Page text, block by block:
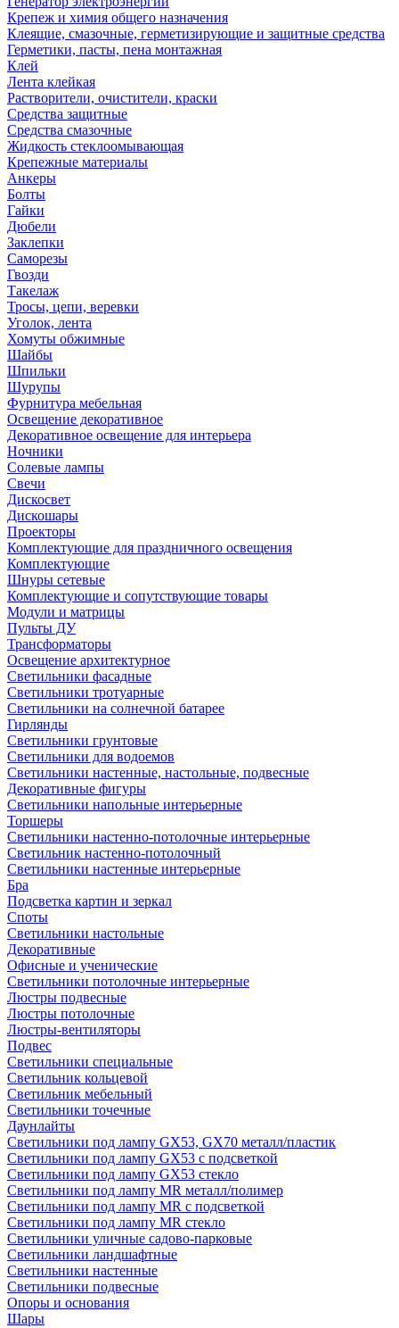
Крепеж и химия общего назначения
Клеящие, смазочные, герметизирующие и защитные средства
Герметики, пасты, пена монтажная
Клей
Лента клейкая
Растворители, очистители, краски
Средства защитные
Средства смазочные
Жидкость стеклоомывающая
Крепежные материалы
Анкеры
Болты
Гайки
Дюбели
Заклепки
Саморезы
Гвозди
Такелаж
Тросы, цепи, веревки
Уголок, лента
Хомуты обжимные
Шайбы
Шпильки
Шурупы
Фурнитура мебельная
Освещение декоративное
Декоративное освещение для интерьера
Ночники
Солевые лампы
Свечи
Дискосвет
Дискошары
Проекторы
Комплектующие для праздничного освещения
Комплектующие
Шнуры сетевые
Комплектующие и сопутствующие товары
Модули и матрицы
Пульты ДУ
Трансформаторы
Освещение архитектурное
Светильники фасадные
Светильники тротуарные
Светильники на солнечной батарее
Гирлянды
Светильники грунтовые
Светильники для водоемов
Светильники настенные, настольные, подвесные
Декоративные фигуры
Светильники напольные интерьерные
Торшеры
Светильники настенно-потолочные интерьерные
Светильник настенно-потолочный
Светильники настенные интерьерные
Бра
Подсветка картин и зеркал
Споты
Светильники настольные
Декоративные
Офисные и ученические
Светильники потолочные интерьерные
Люстры подвесные
Люстры потолочные
Люстры-вентиляторы
Подвес
Светильники специальные
Светильник кольцевой
Светильник мебельный
Светильники точечные
Даунлайты
Светильники под лампу GX53, GX70 металл/пластик
Светильники под лампу GX53 с подсветкой
Светильники под лампу GX53 стекло
Светильники под лампу MR металл/полимер
Светильники под лампу MR с подсветкой
Светильники под лампу MR стекло
Светильники уличные садово-парковые
Светильники ландшафтные
Светильники настенные
Светильники подвесные
Опоры и основания
Шары